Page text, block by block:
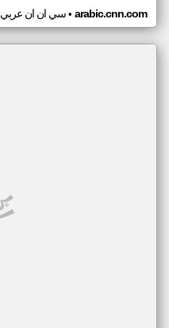
سي ان ان عربي• arabic.cnn.com